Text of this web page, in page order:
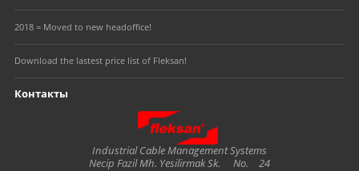
2018 = Moved to new headoffice!
Download the lastest price list of Fleksan!
Контакты
Industrial Cable Management Systems
Necip Fazil Mh. Yesilirmak Sk.
No.
24